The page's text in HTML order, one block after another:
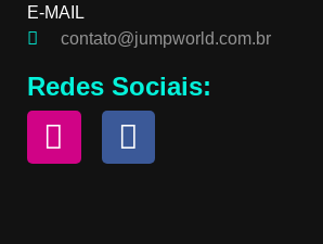
E-MAIL
contato@jumpworld.com.br
Redes Sociais: